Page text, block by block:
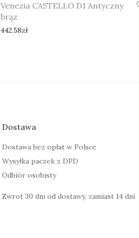
Venezia CASTELLO D1 Antyczny
brąz
442.58zł
Dostawa
Dostawa bez opłat w Polsce
Wysyłka paczek z DPD
Odbiór osobisty
Zwrot 30 dni od dostawy, zamiast 14 dni